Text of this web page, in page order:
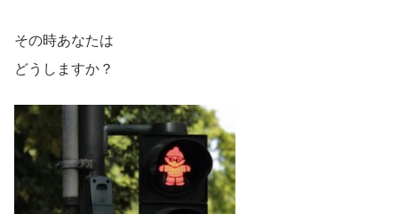
その時あなたは
どうしますか？